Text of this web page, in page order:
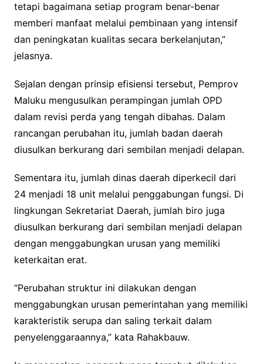
tetapi bagaimana setiap program benar-benar
memberi manfaat melalui pembinaan yang intensif
dan peningkatan kualitas secara berkelanjutan,”
jelasnya.
Sejalan dengan prinsip efisiensi tersebut, Pemprov
Maluku mengusulkan perampingan jumlah OPD
dalam revisi perda yang tengah dibahas. Dalam
rancangan perubahan itu, jumlah badan daerah
diusulkan berkurang dari sembilan menjadi delapan.
Sementara itu, jumlah dinas daerah diperkecil dari
24 menjadi 18 unit melalui penggabungan fungsi. Di
lingkungan Sekretariat Daerah, jumlah biro juga
diusulkan berkurang dari sembilan menjadi delapan
dengan menggabungkan urusan yang memiliki
keterkaitan erat.
“Perubahan struktur ini dilakukan dengan
menggabungkan urusan pemerintahan yang memiliki
karakteristik serupa dan saling terkait dalam
penyelenggaraannya,” kata Rahakbauw.